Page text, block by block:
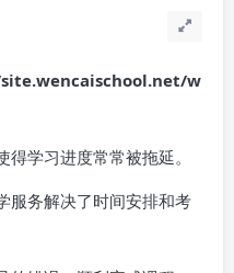
site.wencaischool.net/w
学习进度常常被拖延。
服务解决了时间安排和考